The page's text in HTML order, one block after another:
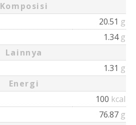
Komposisi
20.51 g
1.34 g
Lainnya
1.31 g
Energi
100 kcal
76.87 g